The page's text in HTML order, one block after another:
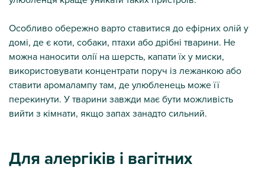
Особливо обережно варто ставитися до ефірних олій у
домі, де є коти, собаки, птахи або дрібні тварини. Не
можна наносити олії на шерсть, капати їх у миски,
використовувати концентрати поруч із лежанкою або
ставити аромалампу там, де улюбленець може її
перекинути. У тварини завжди має бути можливість
вийти з кімнати, якщо запах занадто сильний.
Для алергіків і вагітних